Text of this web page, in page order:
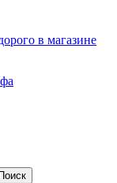
в магазине